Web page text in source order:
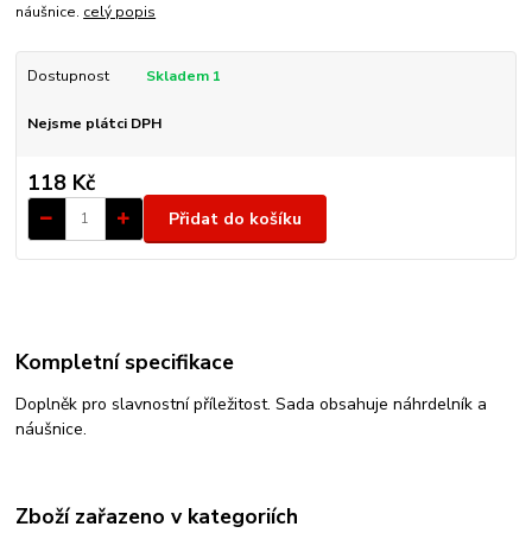
náušnice. celý popis
Dostupnost Skladem 1
Nejsme plátci DPH
118 Kč
Přidat do košíku
Kompletní specifikace
Doplněk pro slavnostní příležitost. Sada obsahuje náhrdelník a
náušnice.
Zboží zařazeno v kategoriích